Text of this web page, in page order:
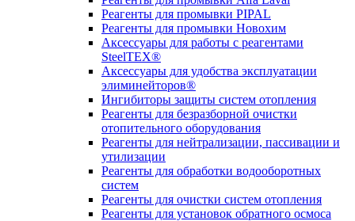
Реагенты для промывки PIPAL
Реагенты для промывки Новохим
Аксессуары для работы с реагентами
SteelTEX®
Аксессуары для удобства эксплуатации
элиминейторов®
Ингибиторы защиты систем отопления
Реагенты для безразборной очистки
отопительного оборудования
Реагенты для нейтрализации, пассивации и
утилизации
Реагенты для обработки водооборотных
систем
Реагенты для очистки систем отопления
Реагенты для установок обратного осмоса